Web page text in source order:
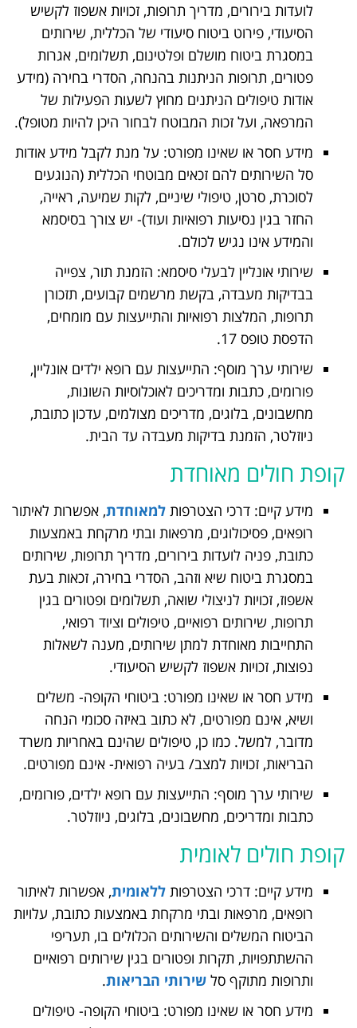
לועדות בירורים, מדריך תרופות, זכויות אשפוז לקשיש
הסיעודי, פירוט ביטוח סיעודי של הכללית, שירותים
במסגרת ביטוח מושלם ופלטינום, תשלומים, אגרות
פטורים, תרופות הניתנות בהנחה, הסדרי בחירה (מידע
אודות טיפולים הניתנים מחוץ לשעות הפעילות של
המרפאה, ועל זכות המבוטח לבחור היכן להיות מטופל).
מידע חסר או שאינו מפורט: על מנת לקבל מידע אודות
סל השירותים להם זכאים מבוטחי הכללית (הנוגעים
לסוכרת, סרטן, טיפולי שיניים, לקות שמיעה, ראייה,
החזר בגין נסיעות רפואיות ועוד)- יש צורך בסיסמא
והמידע אינו נגיש לכולם.
שירותי אונליין לבעלי סיסמא: הזמנת תור, צפייה
בבדיקות מעבדה, בקשת מרשמים קבועים, תזכורן
תרופות, המלצות רפואיות והתייעצות עם מומחים,
הדפסת טופס 17.
שירותי ערך מוסף: התייעצות עם רופא ילדים אונליין,
פורומים, כתבות ומדריכים לאוכלוסיות השונות,
מחשבונים, בלוגים, מדריכים מצולמים, עדכון כתובת,
ניוזלטר, הזמנת בדיקות מעבדה עד הבית.
קופת חולים מאוחדת
מידע קיים: דרכי הצטרפות למאוחדת, אפשרות לאיתור
רופאים, פסיכולוגים, מרפאות ובתי מרקחת באמצעות
כתובת, פניה לועדות בירורים, מדריך תרופות, שירותים
במסגרת ביטוח שיא וזהב, הסדרי בחירה, זכאות בעת
אשפוז, זכויות לניצולי שואה, תשלומים ופטורים בגין
תרופות, שירותים רפואיים, טיפולים וציוד רפואי,
התחייבות מאוחדת למתן שירותים, מענה לשאלות
נפוצות, זכויות אשפוז לקשיש הסיעודי.
מידע חסר או שאינו מפורט: ביטוחי הקופה- משלים
ושיא, אינם מפורטים, לא כתוב באיזה סכומי הנחה
מדובר, למשל. כמו כן, טיפולים שהינם באחריות משרד
הבריאות, זכויות למצב/ בעיה רפואית- אינם מפורטים.
שירותי ערך מוסף: התייעצות עם רופא ילדים, פורומים,
כתבות ומדריכים, מחשבונים, בלוגים, ניוזלטר.
קופת חולים לאומית
מידע קיים: דרכי הצטרפות ללאומית, אפשרות לאיתור
רופאים, מרפאות ובתי מרקחת באמצעות כתובת, עלויות
הביטוח המשלים והשירותים הכלולים בו, תעריפי
ההשתתפויות, תקרות ופטורים בגין שירותים רפואיים
ותרופות מתוקף סל שירותי הבריאות.
מידע חסר או שאינו מפורט: ביטוחי הקופה- טיפולים